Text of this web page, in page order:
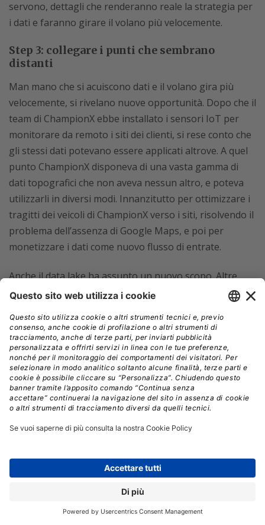
servono, dettagli che renderanno reale la strategia per
i dati e faranno girare il volano più velocemente.
Step 3: collegare i punti che sembrano
distanti
Man mano che si acuiscono dati e il volano gira più
velocemente, si rivelano nuove opportunità. Dopo che il
team di ChampionX ebbe installato i sensori IoT per
monitorare da remoto i siti dei clienti, si rese conto che
gli stessi dati potevano essere applicati altrove. A quel
punto ChampionX disponeva di una vasta gamma di
dati topografici che non aveva nessun altro, e poteva
utilizzarli in diversi modi. Innanzitutto per ottimizzare i
tragitti dei veicoli di ChampionX verso i siti, risolvendo il
problema dell’assenza di Google Maps, e poi per
monetizzare i dati come nuovo flusso di entrate.
Anche il data lake ha assunto un nuovo scopo. Altre
iniziative commerciali hanno iniziato a parcheggiare i
interfunzionali a contemplare i vari tipi di informazioni
che giravano insieme e rappresentavano più della
somma delle loro parti. Un esempio sono i dati sui
clienti, sugli ordini e sulla supply chain, che ChampionX
doveva regolarmente estrarre e unire ai dati del sito
per eseguire analisi di impatto, report su come e
un’interruzione nelle reti della supply chain. La fusione
due erano sempre vissuti in ecosistemi diversi. Ora, le
Qui ci sono due takeaway.